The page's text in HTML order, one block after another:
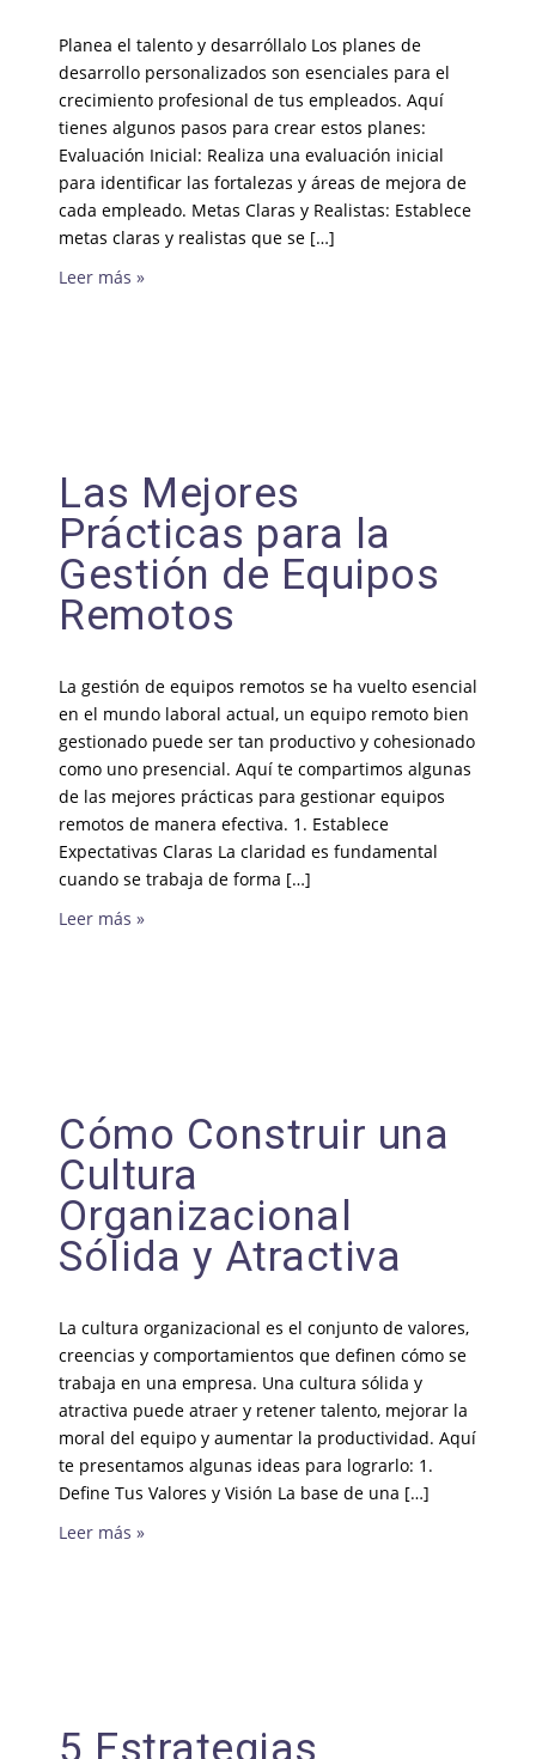
Planea el talento y desarróllalo Los planes de
desarrollo personalizados son esenciales para el
crecimiento profesional de tus empleados. Aquí
tienes algunos pasos para crear estos planes:
Evaluación Inicial: Realiza una evaluación inicial
para identificar las fortalezas y áreas de mejora de
cada empleado. Metas Claras y Realistas: Establece
metas claras y realistas que se […]
Leer más »
Las Mejores
Prácticas para la
Gestión de Equipos
Remotos
La gestión de equipos remotos se ha vuelto esencial
en el mundo laboral actual, un equipo remoto bien
gestionado puede ser tan productivo y cohesionado
como uno presencial. Aquí te compartimos algunas
de las mejores prácticas para gestionar equipos
remotos de manera efectiva. 1. Establece
Expectativas Claras La claridad es fundamental
cuando se trabaja de forma […]
Leer más »
Cómo Construir una
Cultura
Organizacional
Sólida y Atractiva
La cultura organizacional es el conjunto de valores,
creencias y comportamientos que definen cómo se
trabaja en una empresa. Una cultura sólida y
atractiva puede atraer y retener talento, mejorar la
moral del equipo y aumentar la productividad. Aquí
te presentamos algunas ideas para lograrlo: 1.
Define Tus Valores y Visión La base de una […]
Leer más »
5 Estrategias